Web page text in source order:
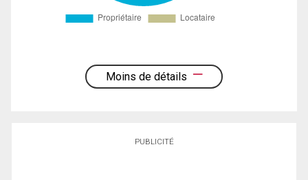
Moins de détails
PUBLICITÉ